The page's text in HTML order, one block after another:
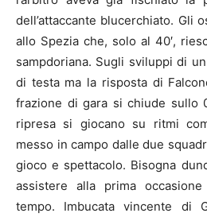
dell’attaccante blucerchiato. Gli
allo Spezia che, solo al 40′,
sampdoriana. Sugli sviluppi di
di testa ma la risposta di
frazione di gara si chiude sullo
ripresa si giocano su ritmi
messo in campo dalle due
gioco e spettacolo. Bisogna
assistere alla prima
tempo. Imbucata vincente di